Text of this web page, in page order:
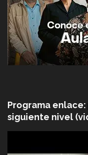
Programa
siguiente nivel